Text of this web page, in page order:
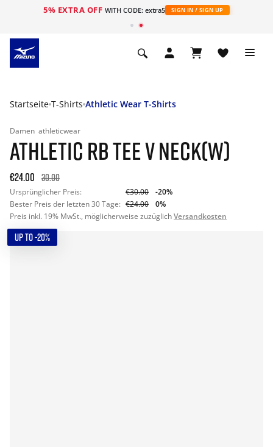
5% EXTRA OFF WITH CODE: extra5 SIGN IN / SIGN UP
Startseite T-Shirts Athletic Wear T-Shirts
Damen athleticwear
ATHLETIC RB TEE V NECK(W)
€24.00 30.00
Ursprünglicher Preis: €30.00
-20%
Bester Preis der letzten 30 Tage: €24.00
0%
Preis inkl. 19% MwSt., möglicherweise zuzüglichVersandkosten
UP TO -20%